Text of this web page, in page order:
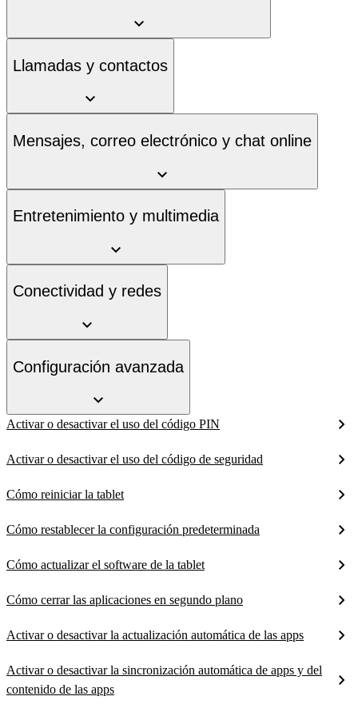
Llamadas y contactos
Mensajes, correo electrónico y chat online
Entretenimiento y multimedia
Conectividad y redes
Configuración avanzada
Activar o desactivar el uso del código PIN
Activar o desactivar el uso del código de seguridad
Cómo reiniciar la tablet
Cómo restablecer la configuración predeterminada
Cómo actualizar el software de la tablet
Cómo cerrar las aplicaciones en segundo plano
Activar o desactivar la actualización automática de las apps
Activar o desactivar la sincronización automática de apps y del
contenido de las apps